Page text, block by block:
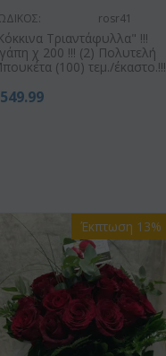
rosr41
Τριαντάφυλλα" !!!
χ 200 !!! (2) Πολυτελή
(100) τεμ./έκαστο.!!!
549.99
Έκπτωση 13%